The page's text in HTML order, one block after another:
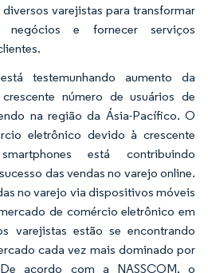
varejistas para transformar
negócios e fornecer serviços
testemunhando aumento da
número de usuários de
na região da Ásia-Pacífico. O
eletrônico devido à crescente
está contribuindo
das vendas no varejo online.
no varejo via dispositivos móveis
de comércio eletrônico em
varejistas estão se encontrando
cada vez mais dominado por
acordo com a NASSCOM, o